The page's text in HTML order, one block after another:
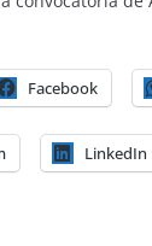
Facebook
LinkedIn